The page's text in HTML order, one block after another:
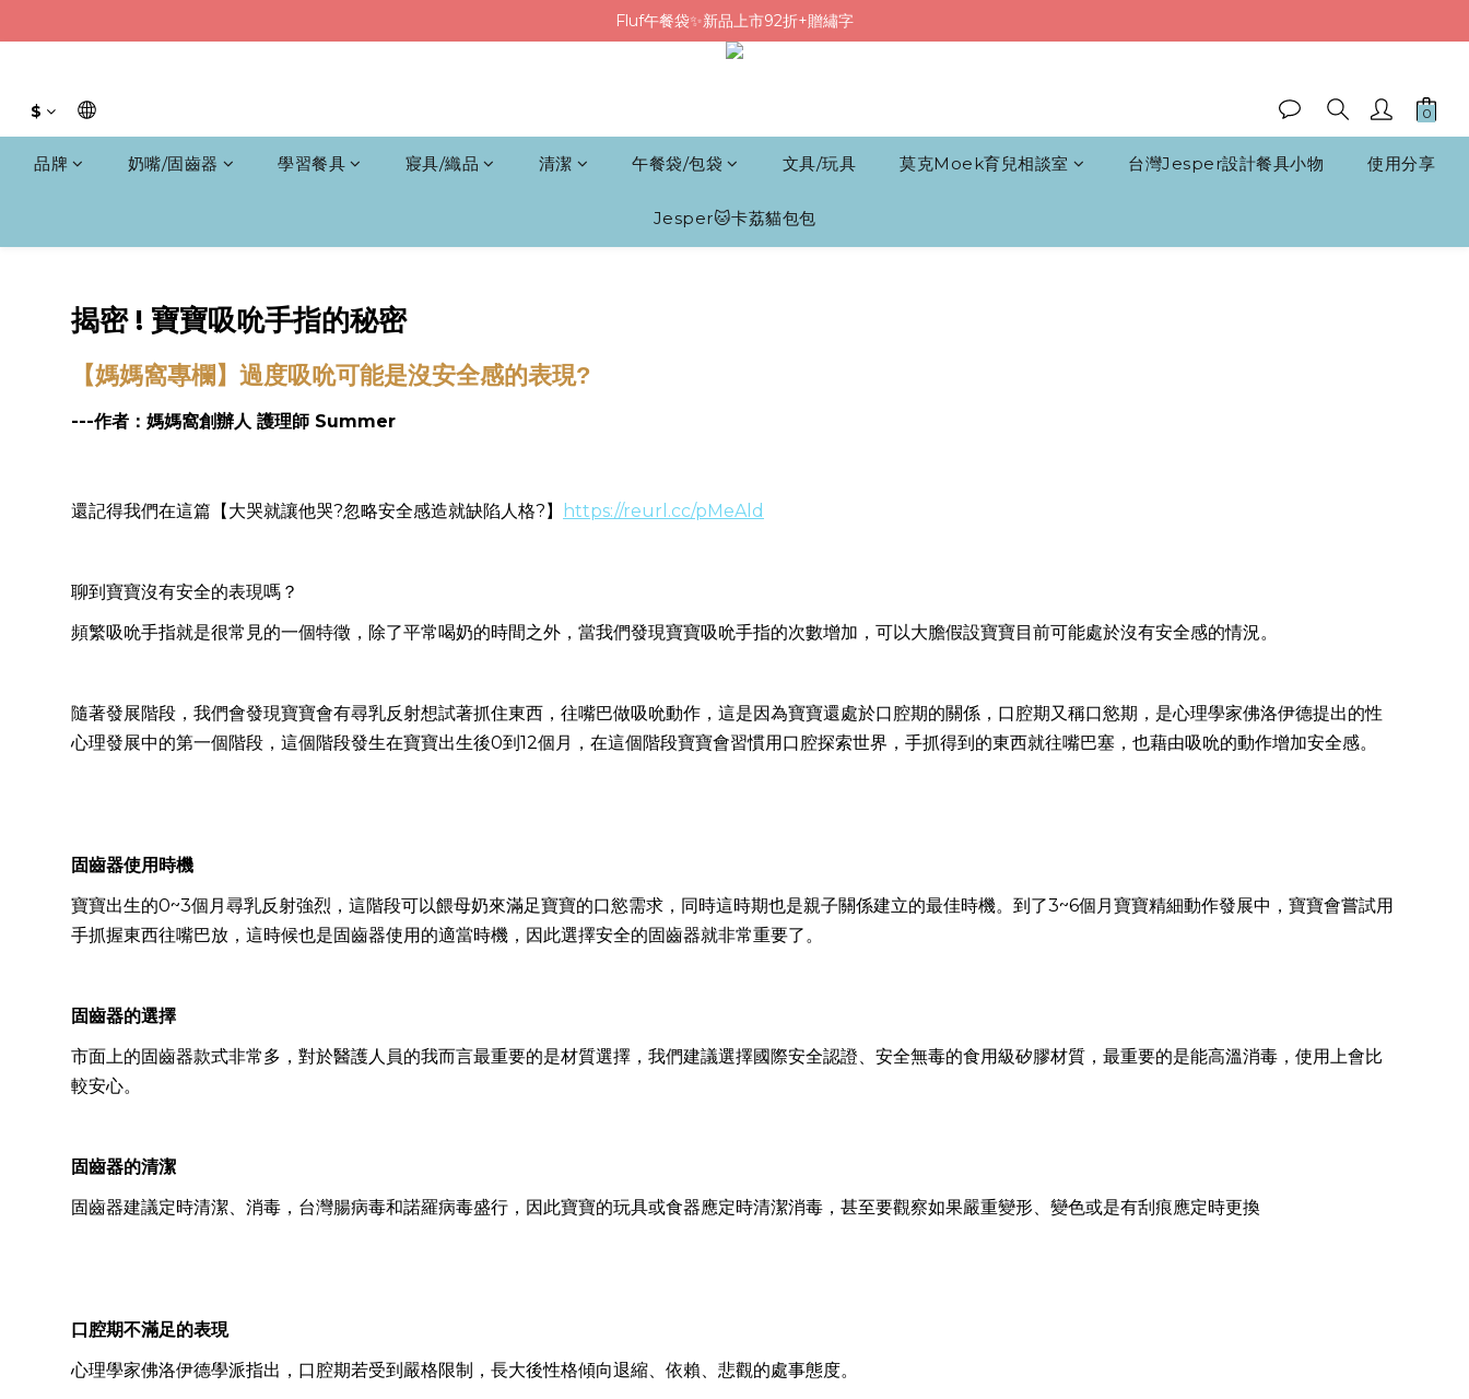
Fluf午餐袋✨新品上市92折+贈繡字
Fluf午餐袋✨新品上市92折+贈繡字
三色碗組上市🍚贈中英文姓名&【水果】雷雕
$
品牌 奶嘴/固齒器 學習餐具 寢具/織品 清潔 午餐袋/包袋 文具/玩具 莫克Moek育兒相談室 台灣Jesper設計餐具小物 使用分享
Jesper🐱卡荔貓包包
揭密 ! 寶寶吸吮手指的秘密
【媽媽窩專欄】過度吸吮可能是沒安全感的表現?
---作者：媽媽窩創辦人 護理師 Summer
還記得我們在這篇【大哭就讓他哭?忽略安全感造就缺陷人格?】 https://reurl.cc/pMeAld
聊到寶寶沒有安全的表現嗎？
頻繁吸吮手指就是很常見的一個特徵，除了平常喝奶的時間之外，當我們發現寶寶吸吮手指的次數增加，可以大膽假設寶寶目前可能處於沒有安全感的情況。
隨著發展階段，我們會發現寶寶會有尋乳反射想試著抓住東西，往嘴巴做吸吮動作，這是因為寶寶還處於口腔期的關係，口腔期又稱口慾期，是心理學家佛洛伊德提出的性
心理發展中的第一個階段，這個階段發生在寶寶出生後0到12個月，在這個階段寶寶會習慣用口腔探索世界，手抓得到的東西就往嘴巴塞，也藉由吸吮的動作增加安全感。
固齒器使用時機
寶寶出生的0~3個月尋乳反射強烈，這階段可以餵母奶來滿足寶寶的口慾需求，同時這時期也是親子關係建立的最佳時機。到了3~6個月寶寶精細動作發展中，寶寶會嘗試用
手抓握東西往嘴巴放，這時候也是固齒器使用的適當時機，因此選擇安全的固齒器就非常重要了。
固齒器的選擇
市面上的固齒器款式非常多，對於醫護人員的我而言最重要的是材質選擇，我們建議選擇國際安全認證、安全無毒的食用級矽膠材質，最重要的是能高溫消毒，使用上會比
較安心。
固齒器的清潔
固齒器建議定時清潔、消毒，台灣腸病毒和諾羅病毒盛行，因此寶寶的玩具或食器應定時清潔消毒，甚至要觀察如果嚴重變形、變色或是有刮痕應定時更換
口腔期不滿足的表現
心理學家佛洛伊德學派指出，口腔期若受到嚴格限制，長大後性格傾向退縮、依賴、悲觀的處事態度。